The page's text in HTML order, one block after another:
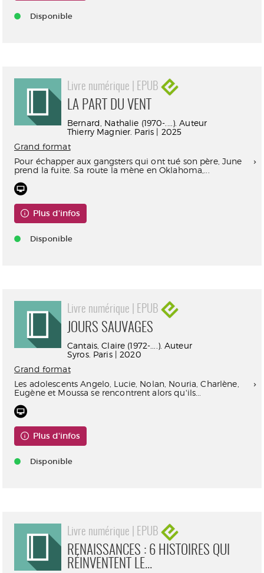
Disponible
Livre numérique | EPUB
LA PART DU VENT
Bernard, Nathalie (1970-....). Auteur
Thierry Magnier. Paris | 2025
Grand format
Pour échapper aux gangsters qui ont tué son père, June
prend la fuite. Sa route la mène en Oklahoma,...
Plus d'infos
Disponible
Livre numérique | EPUB
JOURS SAUVAGES
Cantais, Claire (1972-....). Auteur
Syros. Paris | 2020
Grand format
Les adolescents Angelo, Lucie, Nolan, Nouria, Charlène,
Eugène et Moussa se rencontrent alors qu'ils...
Plus d'infos
Disponible
Livre numérique | EPUB
RENAISSANCES : 6 HISTOIRES QUI
RÉINVENTENT LE...